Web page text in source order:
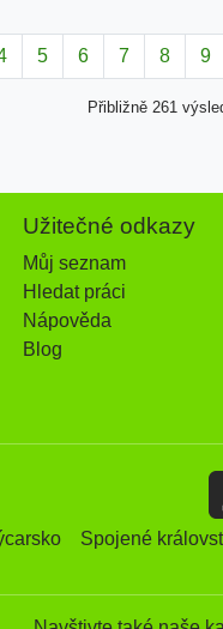
5 6 7 8 9
Přibližně 261
Užitečné odkazy
Můj seznam
Hledat práci
Nápověda
Blog
Spojené